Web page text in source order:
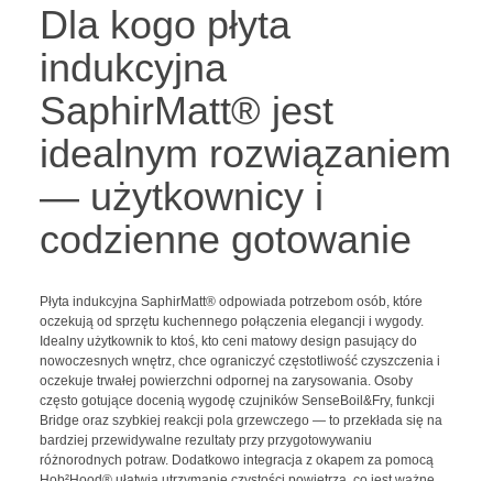
Dla kogo płyta
indukcyjna
SaphirMatt® jest
idealnym rozwiązaniem
— użytkownicy i
codzienne gotowanie
Płyta indukcyjna SaphirMatt® odpowiada potrzebom osób, które
oczekują od sprzętu kuchennego połączenia elegancji i wygody.
Idealny użytkownik to ktoś, kto ceni matowy design pasujący do
nowoczesnych wnętrz, chce ograniczyć częstotliwość czyszczenia i
oczekuje trwałej powierzchni odpornej na zarysowania. Osoby
często gotujące docenią wygodę czujników SenseBoil&Fry, funkcji
Bridge oraz szybkiej reakcji pola grzewczego — to przekłada się na
bardziej przewidywalne rezultaty przy przygotowywaniu
różnorodnych potraw. Dodatkowo integracja z okapem za pomocą